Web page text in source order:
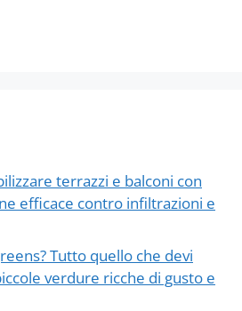
terrazzi e balconi con
efficace contro infiltrazioni e
Tutto quello che devi
verdure ricche di gusto e